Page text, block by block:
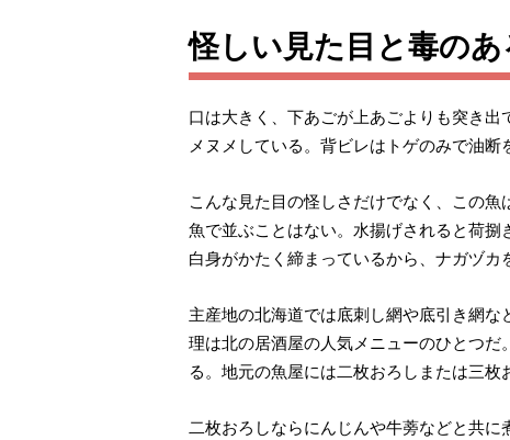
怪しい見た目と毒のあ
口は大きく、下あごが上あごよりも突き
メヌメしている。背ビレはトゲのみで油断
こんな見た目の怪しさだけでなく、この
魚で並ぶことはない。水揚げされると荷捌
白身がかたく締まっているから、ナガヅカ
主産地の北海道では底刺し網や底引き網
理は北の居酒屋の人気メニューのひとつ
る。地元の魚屋には二枚おろしまたは三枚
二枚おろしならにんじんや牛蒡などと共